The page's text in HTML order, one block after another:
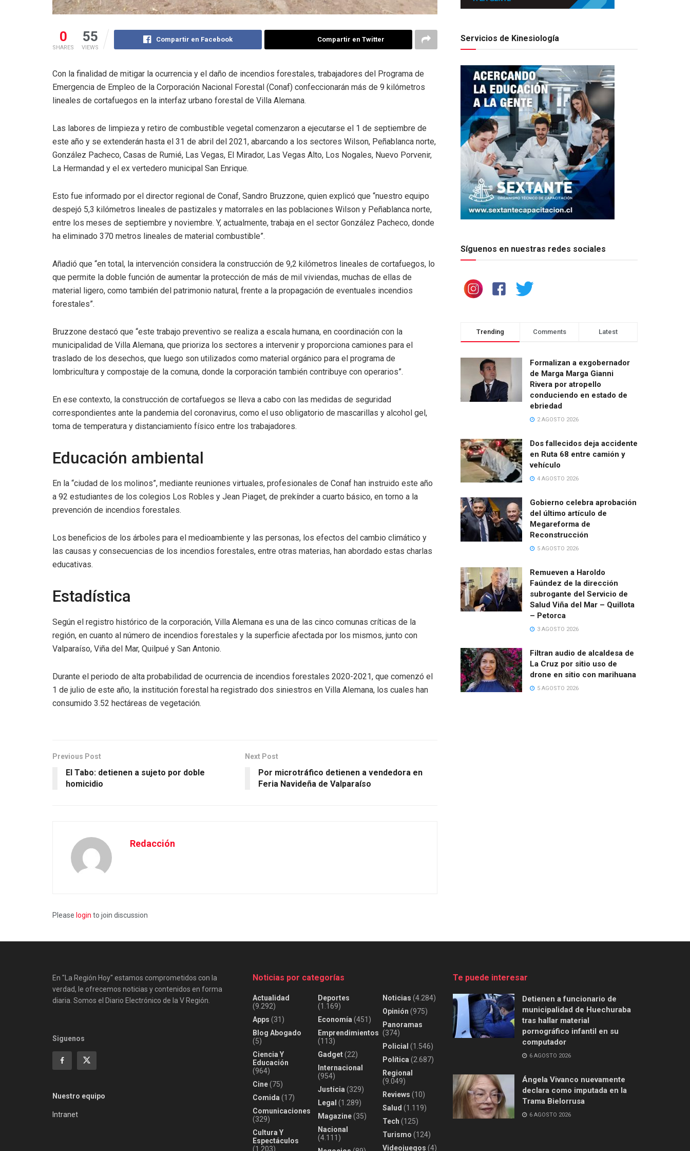
0
SHARES
55
VIEWS
Compartir en Facebook Compartir en Twitter
Con la finalidad de mitigar la ocurrencia y el daño de incendios forestales, trabajadores del Programa de
Emergencia de Empleo de la Corporación Nacional Forestal (Conaf) confeccionarán más de 9 kilómetros
lineales de cortafuegos en la interfaz urbano forestal de Villa Alemana.
Las labores de limpieza y retiro de combustible vegetal comenzaron a ejecutarse el 1 de septiembre de
este año y se extenderán hasta el 31 de abril del 2021, abarcando a los sectores Wilson, Peñablanca norte,
González Pacheco, Casas de Rumié, Las Vegas, El Mirador, Las Vegas Alto, Los Nogales, Nuevo Porvenir,
La Hermandad y el ex vertedero municipal San Enrique.
Esto fue informado por el director regional de Conaf, Sandro Bruzzone, quien explicó que “nuestro equipo
despejó 5,3 kilómetros lineales de pastizales y matorrales en las poblaciones Wilson y Peñablanca norte,
entre los meses de septiembre y noviembre. Y, actualmente, trabaja en el sector González Pacheco, donde
ha eliminado 370 metros lineales de material combustible”.
Añadió que “en total, la intervención considera la construcción de 9,2 kilómetros lineales de cortafuegos, lo
que permite la doble función de aumentar la protección de más de mil viviendas, muchas de ellas de
material ligero, como también del patrimonio natural, frente a la propagación de eventuales incendios
forestales”.
Bruzzone destacó que “este trabajo preventivo se realiza a escala humana, en coordinación con la
municipalidad de Villa Alemana, que prioriza los sectores a intervenir y proporciona camiones para el
traslado de los desechos, que luego son utilizados como material orgánico para el programa de
lombricultura y compostaje de la comuna, donde la corporación también contribuye con operarios”.
En ese contexto, la construcción de cortafuegos se lleva a cabo con las medidas de seguridad
correspondientes ante la pandemia del coronavirus, como el uso obligatorio de mascarillas y alcohol gel,
toma de temperatura y distanciamiento físico entre los trabajadores.
Educación ambiental
En la “ciudad de los molinos”, mediante reuniones virtuales, profesionales de Conaf han instruido este año
a 92 estudiantes de los colegios Los Robles y Jean Piaget, de prekínder a cuarto básico, en torno a la
prevención de incendios forestales.
Los beneficios de los árboles para el medioambiente y las personas, los efectos del cambio climático y
las causas y consecuencias de los incendios forestales, entre otras materias, han abordado estas charlas
educativas.
Estadística
Según el registro histórico de la corporación, Villa Alemana es una de las cinco comunas críticas de la
región, en cuanto al número de incendios forestales y la superficie afectada por los mismos, junto con
Valparaíso, Viña del Mar, Quilpué y San Antonio.
Durante el periodo de alta probabilidad de ocurrencia de incendios forestales 2020-2021, que comenzó el
1 de julio de este año, la institución forestal ha registrado dos siniestros en Villa Alemana, los cuales han
consumido 3.52 hectáreas de vegetación.
Previous Post
El Tabo: detienen a sujeto por doble
homicidio
Next Post
Por microtráfico detienen a vendedora en
Feria Navideña de Valparaíso
Redacción
Please login to join discussion
Servicios de Kinesiología
Síguenos en nuestras redes sociales
Trending Comments Latest
Formalizan a exgobernador
de Marga Marga Gianni
Rivera por atropello
conduciendo en estado de
ebriedad
2 AGOSTO 2026
Dos fallecidos deja accidente
en Ruta 68 entre camión y
vehículo
4 AGOSTO 2026
Gobierno celebra aprobación
del último artículo de
Megareforma de
Reconstrucción
5 AGOSTO 2026
Remueven a Haroldo
Faúndez de la dirección
subrogante del Servicio de
Salud Viña del Mar – Quillota
– Petorca
3 AGOSTO 2026
Filtran audio de alcaldesa de
La Cruz por sitio uso de
drone en sitio con marihuana
5 AGOSTO 2026
En "La Región Hoy" estamos comprometidos con la
verdad, le ofrecemos noticias y contenidos en forma
diaria. Somos el Diario Electrónico de la V Región.
Siguenos
Nuestro equipo
Intranet
Noticias por categorías
Actualidad
(9.292)
Apps (31)
Blog Abogado
(5)
Ciencia Y
Educación
(964)
Cine(75)
Comida (17)
Comunicaciones
(329)
Cultura Y
Espectáculos
(1.203)
Deportes
(1.169)
Economía (451)
Emprendimientos
(113)
Gadget(22)
Internacional
(954)
Justicia (329)
Legal (1.289)
Magazine(35)
Nacional
(4.111)
Noticias (4.284)
Opinión (975)
Panoramas
(374)
Policial (1.546)
Política (2.687)
Regional
(9.049)
Reviews (10)
Salud (1.119)
Tech (125)
Turismo (124)
Videojuegos (4)
Te puede interesar
Detienen a funcionario de
municipalidad de Huechuraba
tras hallar material
pornográfico infantil en su
computador
6 AGOSTO 2026
Ángela Vivanco nuevamente
declara como imputada en la
Trama Bielorrusa
6 AGOSTO 2026